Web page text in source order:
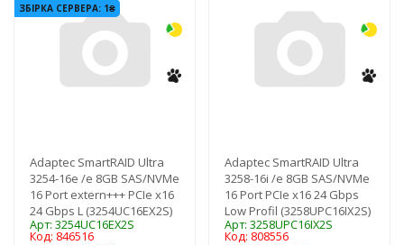
ЗБІРКА СЕРВЕРА: 1₴
Adaptec SmartRAID Ultra
3254-16e /e 8GB SAS/NVMe
16 Port extern+++ PCIe x16
24 Gbps L (3254UC16EX2S)
Арт: 3254UC16EX2S
Код: 846516
Adaptec SmartRAID Ultra
3258-16i /e 8GB SAS/NVMe
16 Port PCIe x16 24 Gbps
Low Profil (3258UPC16IX2S)
Арт: 3258UPC16IX2S
Код: 808556